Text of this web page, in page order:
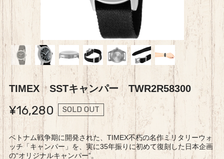
TIMEX SSTキャンパー TWR2R58300
¥16,280 SOLD OUT
ベトナム戦争期に開発された、TIMEX不朽の名作ミリタリーウォ
ッチ「キャンパー」を、実に35年振りに初めて復刻した日本企画
の“オリジナルキャンパー”。